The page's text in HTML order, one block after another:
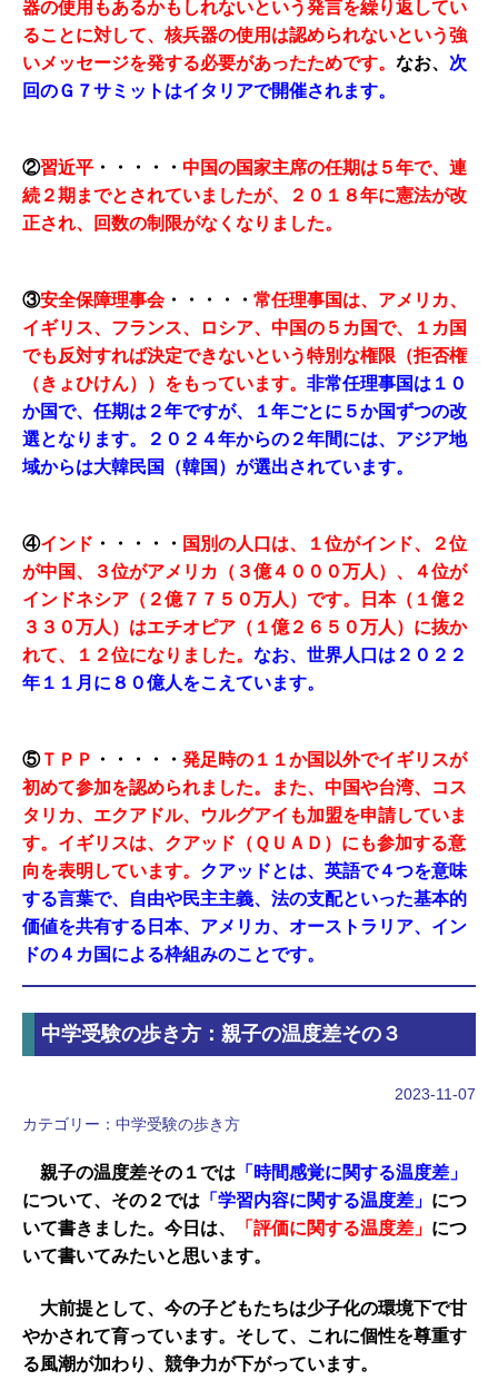
器の使用もあるかもしれないという発言を繰り返してい
ることに対して、核兵器の使用は認められないという強
いメッセージを発する必要があったためです。 なお、 次
回のＧ７サミットはイタリアで開催されます。
②習近平 ・・・・・ 中国の国家主席の任期は５年で、連
続２期までとされていましたが、２０１８年に憲法が改
正され、回数の制限がなくなりました。
③安全保障理事会・・・・・ 常任理事国は、アメリカ、
イギリス、フランス、ロシア、中国の５カ国で、１カ国
でも反対すれば決定できないという特別な権限（拒否権
（きょひけん））をもっています。 非常任理事国は１０
か国で、任期は２年ですが、１年ごとに５か国ずつの改
選となります。２０２４年からの２年間には、アジア地
域からは大韓民国（韓国）が選出されています。
④インド ・・・・・ 国別の人口は、１位がインド、２位
が中国、３位がアメリカ（３億４０００万人）、４位が
インドネシア（２億７７５０万人）です。日本（１億２
３３０万人）はエチオピア（１億２６５０万人）に抜か
れて、１２位になりました。 なお、世界人口は２０２２
年１１月に８０億人をこえています。
⑤ＴＰＰ ・・・・・ 発足時の１１か国以外でイギリスが
初めて参加を認められました。また、中国や台湾、コス
タリカ、エクアドル、ウルグアイも加盟を申請していま
す。 イギリスは、クアッド（ＱＵＡＤ）にも参加する意
向を表明しています。 クアッドとは、英語で４つを意味
する言葉で、自由や民主主義、法の支配といった基本的
価値を共有する日本、アメリカ、オーストラリア、イン
ドの４カ国による枠組みのことです。
中学受験の歩き方：親子の温度差その３
2023-11-07
カテゴリー： 中学受験の歩き方
親子の温度差その１では 「時間感覚に関する温度差」
について、その２では 「学習内容に関する温度差」 につ
いて書きました。今日は、
「評価に関する温度差」 につ
いて書いてみたいと思います。
大前提として、今の子どもたちは少子化の環境下で甘
やかされて育っています。そして、これに個性を尊重す
る風潮が加わり、競争力が下がっています。